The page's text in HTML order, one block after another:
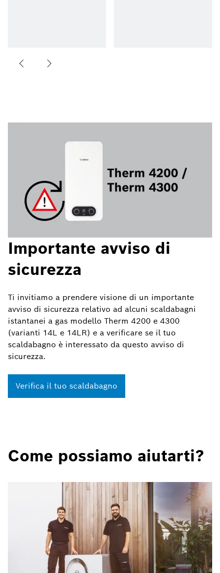
Importante avviso di
sicurezza
Ti invitiamo a prendere visione di un importante
avviso di sicurezza relativo ad alcuni scaldabagni
istantanei a gas modello Therm 4200 e 4300
(varianti 14L e 14LR) e a verificare se il tuo
scaldabagno è interessato da questo avviso di
sicurezza.
Verifica il tuo scaldabagno
Come possiamo aiutarti?